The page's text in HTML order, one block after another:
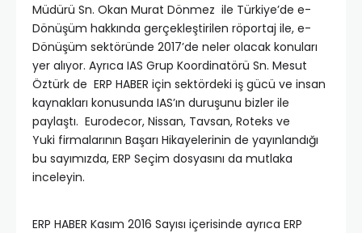
Müdürü Sn. Okan Murat Dönmez ile Türkiye’de e-
Dönüşüm hakkında gerçekleştirilen röportaj ile, e-
Dönüşüm sektöründe 2017’de neler olacak konuları
yer alıyor. Ayrıca IAS Grup Koordinatörü Sn. Mesut
Öztürk de ERP HABER için sektördeki iş gücü ve insan
kaynakları konusunda IAS’ın duruşunu bizler ile
paylaştı. Eurodecor, Nissan, Tavsan, Roteks ve
Yuki firmalarının Başarı Hikayelerinin de yayınlandığı
bu sayımızda, ERP Seçim dosyasını da mutlaka
inceleyin.
ERP HABER Kasım 2016 Sayısı içerisinde ayrıca ERP